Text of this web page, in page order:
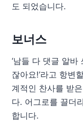
도 되었습니다.
보너스
‘남들 다 댓글 알
잖아요!’라고 항변
계적인 찬사를 받
다. 어그로를 끌더
합니다.